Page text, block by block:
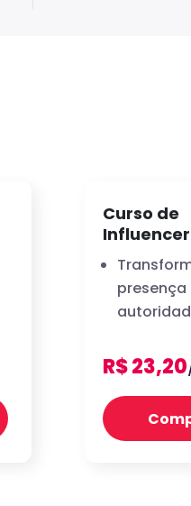
Curso de
Influencer
R$ 23,20